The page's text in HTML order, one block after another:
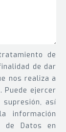
de
de dar
nos realiza a
ejercer
así
información
de Datos en